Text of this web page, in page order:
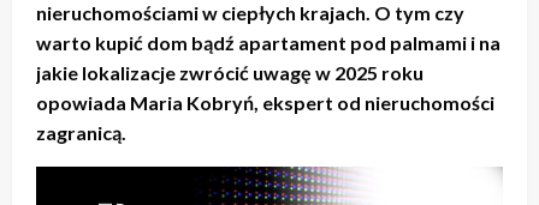
nieruchomościami w ciepłych krajach. O tym czy
warto kupić dom bądź apartament pod palmami i na
jakie lokalizacje zwrócić uwagę w 2025 roku
opowiada Maria Kobryń, ekspert od nieruchomości
zagranicą.